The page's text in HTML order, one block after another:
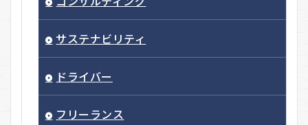
サステナビリティ
ドライバー
フリーランス